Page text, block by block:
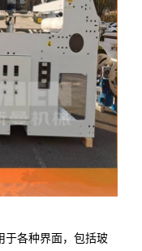
于各种界面，包括玻